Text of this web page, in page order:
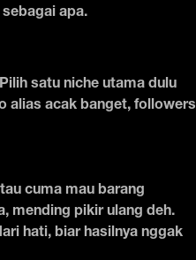
apa.
satu niche utama dulu
alias acak banget, followers
cuma mau barang
mending pikir ulang deh.
hati, biar hasilnya nggak